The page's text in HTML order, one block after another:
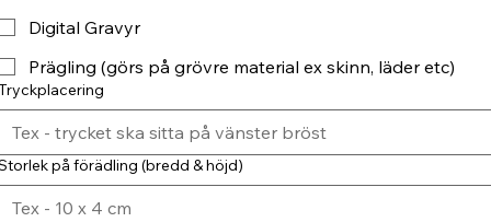
Digital Gravyr
Prägling (görs på grövre material ex skinn, läder etc)
på förädling (bredd & höjd)